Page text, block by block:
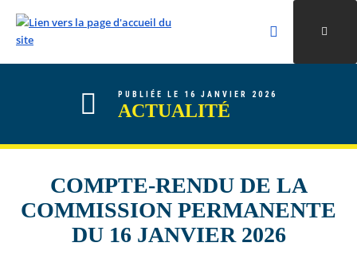
ALLER AU CONTENU
ALLER AU MENU
ALLER À LA RECHERCHE
Rechercher
Valider la
PUBLIÉE LE 16 JANVIER 2026
ACTUALITÉ
COMPTE-RENDU DE LA
COMMISSION PERMANENTE
DU 16 JANVIER 2026